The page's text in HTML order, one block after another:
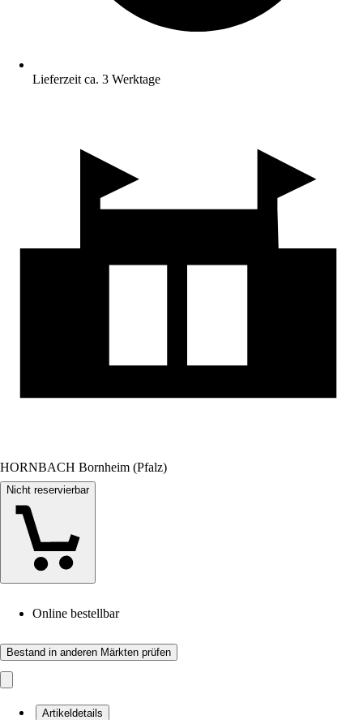
Lieferzeit ca. 3 Werktage
HORNBACH Bornheim (Pfalz)
Nicht reservierbar
Online bestellbar
Bestand in anderen Märkten prüfen
Artikeldetails